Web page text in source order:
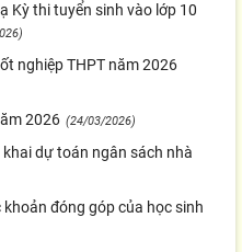
Kỳ thi tuyển sinh vào lớp 10
nghiệp THPT năm 2026
2026 (24/03/2026)
dự toán ngân sách nhà
đóng góp của học sinh